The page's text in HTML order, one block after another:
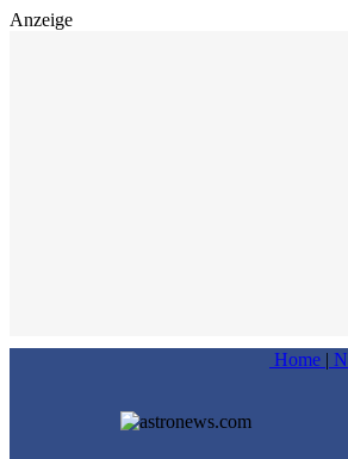
Anzeige
Home |